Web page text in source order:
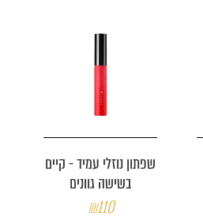
שפתון נוזלי עמיד - קיים
בשישה גוונים
₪110